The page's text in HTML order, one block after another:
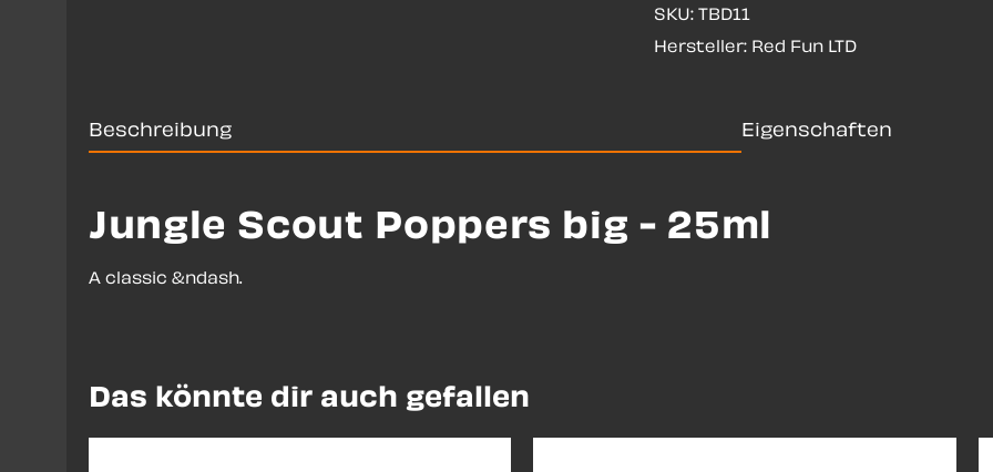
SKU: TBD11
Hersteller: Red Fun LTD
Beschreibung Eigenschaften
Jungle Scout Poppers big - 25ml
A classic &ndash.
Produktgalerie überspringen
Das könnte dir auch gefallen